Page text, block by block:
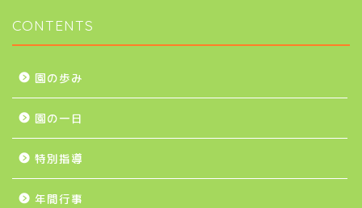
CONTENTS
園の歩み
園の一日
特別指導
年間行事